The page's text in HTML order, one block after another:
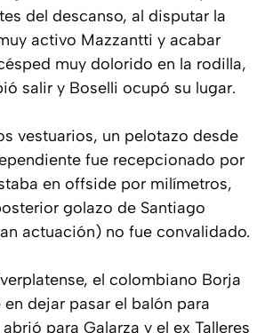
del descanso, al disputar la
activo Mazzantti y acabar
muy dolorido en la rodilla,
salir y Boselli ocupó su lugar.
vestuarios, un pelotazo desde
fue recepcionado por
en offside por milímetros,
golazo de Santiago
actuación) no fue convalidado.
el colombiano Borja
dejar pasar el balón para
para Galarza y el ex Talleres